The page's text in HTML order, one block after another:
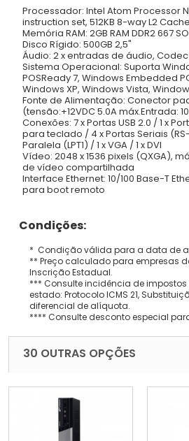
Processador: Intel Atom Processor
instruction set, 512KB 8-way L2 Cache
Memória RAM: 2GB RAM DDR2 667
Disco Rígido: 500GB 2,5"
Áudio: 2 x entradas de áudio,
Sistema Operacional: Suporta
POSReady 7, Windows Embedded
Windows XP, Windows Vista,
Fonte de Alimentação: Conector
(tensão:+12VDC 5.0A máx.Entrada:
Conexões: 7 x Portas USB 2.0 / 1 x
para teclado / 4 x Portas Seriais
Paralela (LPT1) / 1 x VGA / 1 x DVI
Vídeo: 2048 x 1536 pixels (QXGA),
de vídeo compartilhada
Interface Ethernet: 10/100 Base-T
para boot remoto
Condições:
* Condição válida para a data de
** Preço calculado para empresas
Inscrição Estadual.
*** Consulte incidência de
estado: Protocolo ICMS 21,
diferencial de alíquota.
**** Consulte desconto especial
30 OUTRAS OPÇÕES